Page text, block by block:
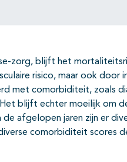
zorg, blijft het
risico, maar ook
met comorbiditeit, zoals
blijft echter moeilijk om
afgelopen jaren zijn er
comorbiditeit scores